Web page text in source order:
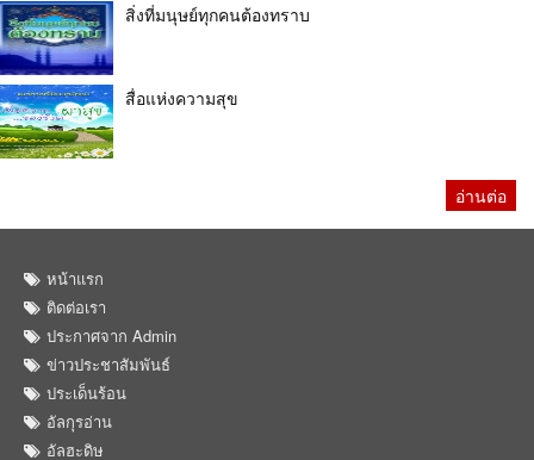
สิ่งที่มนุษย์ทุกคนต้องทราบ
สื่อแห่งความสุข
อ่านต่อ
หน้าแรก
ติดต่อเรา
ประกาศจาก Admin
ข่าวประชาสัมพันธ์
ประเด็นร้อน
อัลกุรอ่าน
อัลฮะดิษ